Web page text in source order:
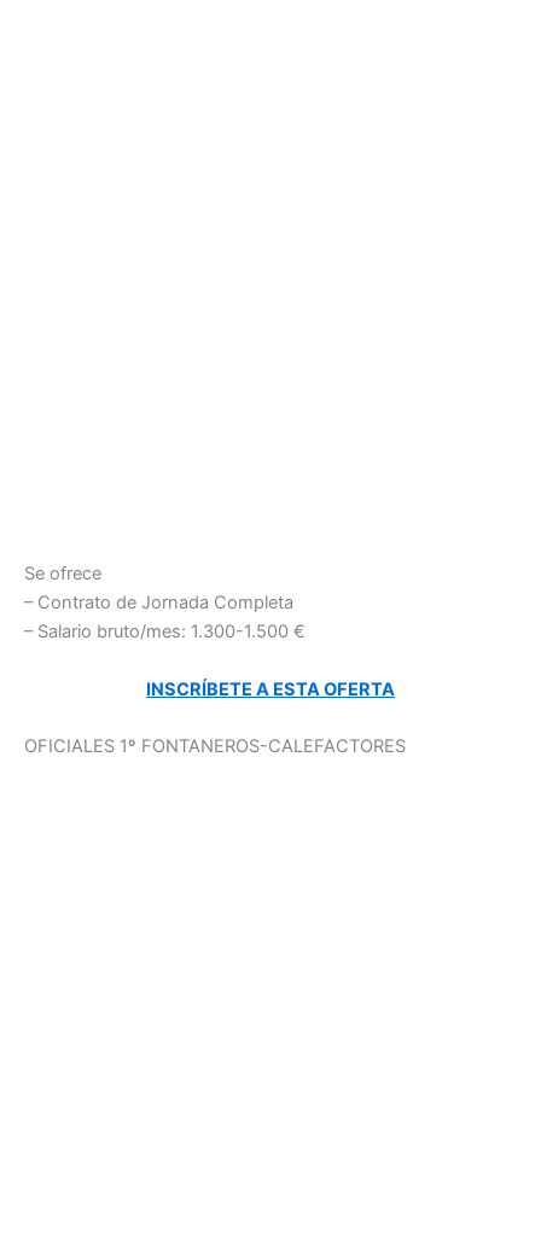
Se ofrece
– Contrato de Jornada Completa
– Salario bruto/mes: 1.300-1.500 €
INSCRÍBETE A ESTA OFERTA
OFICIALES 1º FONTANEROS-CALEFACTORES